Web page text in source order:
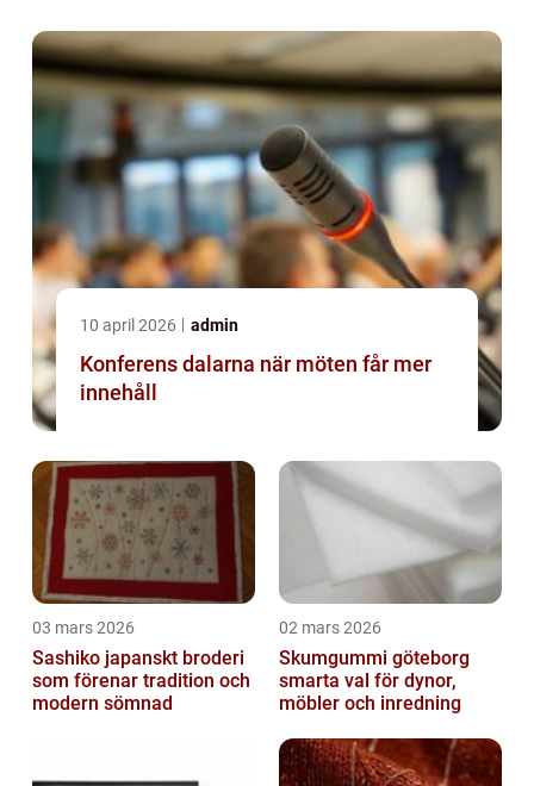
10 april 2026 admin
Konferens dalarna när möten får mer
innehåll
03 mars 2026
Sashiko japanskt broderi
som förenar tradition och
modern sömnad
02 mars 2026
Skumgummi göteborg
smarta val för dynor,
möbler och inredning